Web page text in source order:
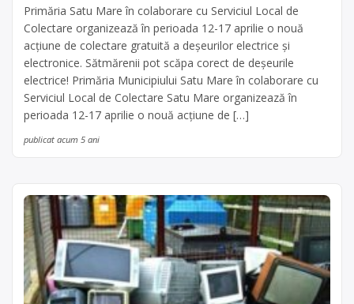
Primăria Satu Mare în colaborare cu Serviciul Local de
Colectare organizează în perioada 12-17 aprilie o nouă
acțiune de colectare gratuită a deșeurilor electrice și
electronice. Sătmărenii pot scăpa corect de deșeurile
electrice! Primăria Municipiului Satu Mare în colaborare cu
Serviciul Local de Colectare Satu Mare organizează în
perioada 12-17 aprilie o nouă acțiune de […]
publicat acum 5 ani